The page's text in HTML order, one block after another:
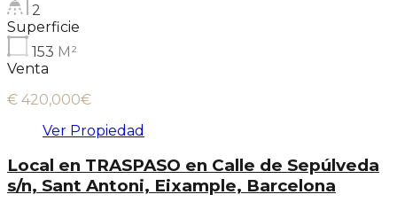
2
Superficie
153 M²
Venta
€ 420,000€
Ver Propiedad
Local en TRASPASO en Calle de Sepúlveda
s/n, Sant Antoni, Eixample, Barcelona